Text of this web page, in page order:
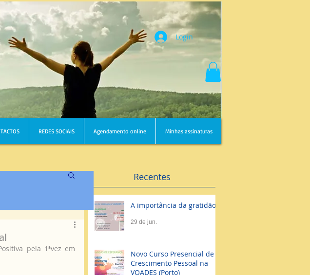
Login
REDES SOCIAIS Agendamento online Minhas assinaturas
Recentes
A importância da gratidão
29 de jun.
Novo Curso Presencial de
Crescimento Pessoal na
VOADES (Porto)